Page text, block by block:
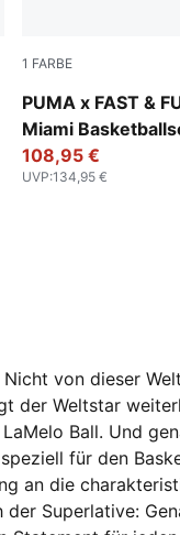
Pes
1 FARBE
PUMA x FAST &
Miami
Sun Struck-Ravish
108,95 €
UVP:134,95 €
von dieser
der Weltstar
Ball. Und
für den
an die
Superlative: